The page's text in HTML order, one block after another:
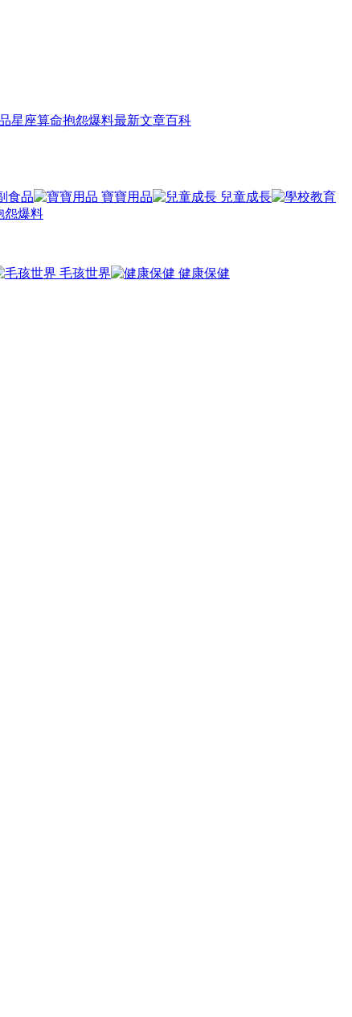
星座算命抱怨爆料最新文章百科
食品 寶寶用品
兒童成長
怨爆料
毛孩世界 健康保健